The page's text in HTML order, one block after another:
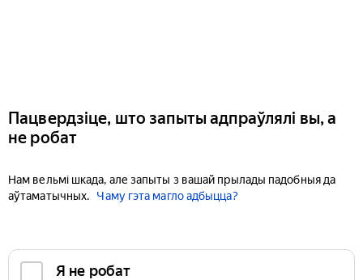
Пацвердзіце, што запыты адпраўлялі вы, а
не робат
Нам вельмі шкада, але запыты з вашай прылады падобныя да
аўтаматычных.
Чаму гэта магло адбыцца?
Я не робат